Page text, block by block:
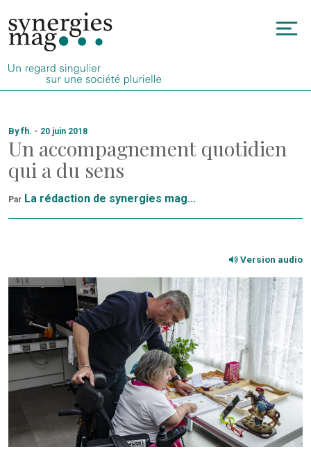
au
contenu
By fh. - 20 juin 2018
Un accompagnement quotidien
qui a du sens
Par La rédaction de synergies mag...
Version audio